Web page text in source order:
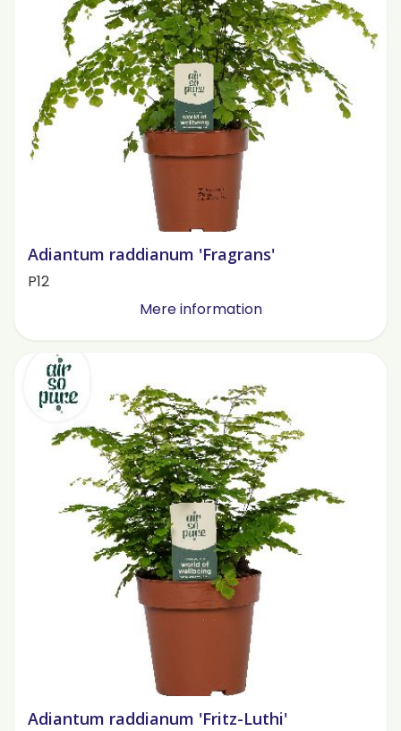
Adiantum raddianum 'Fragrans'
P12
Mere information
Adiantum raddianum 'Fritz-Luthi'